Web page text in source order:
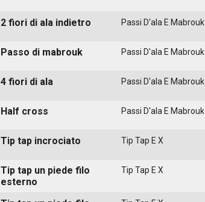
2 fiori di ala indietro Passi D'ala E Mabrouk
Passo di mabrouk Passi D'ala E Mabrouk
4 fiori di ala Passi D'ala E Mabrouk
Half cross Passi D'ala E Mabrouk
Tip tap incrociato Tip Tap E X
Tip tap un piede filo
esterno
Tip Tap E X